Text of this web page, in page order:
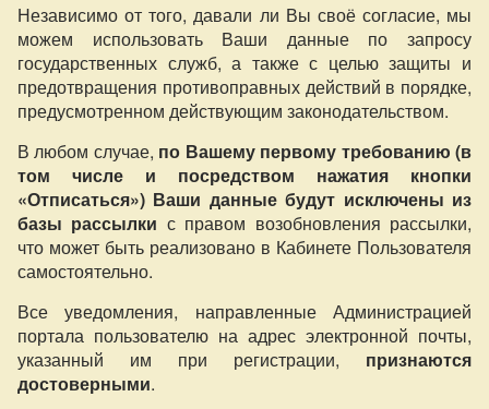
Независимо от того, давали ли Вы своё согласие, мы
можем использовать Ваши данные по запросу
государственных служб, а также с целью защиты и
предотвращения противоправных действий в порядке,
предусмотренном действующим законодательством.
В любом случае, по Вашему первому требованию (в
том числе и посредством нажатия кнопки
«Отписаться») Ваши данные будут исключены из
базы рассылки с правом возобновления рассылки,
что может быть реализовано в Кабинете Пользователя
самостоятельно.
Все уведомления, направленные Администрацией
портала пользователю на адрес электронной почты,
указанный им при регистрации, признаются
достоверными.